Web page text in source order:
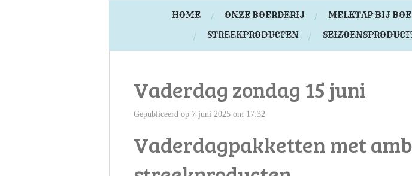
HOME ONZE BOERDERIJ MELKTAP BIJ
STREEKPRODUCTEN
Vaderdag zondag 15 juni
Gepubliceerd op 7 juni 2025 om 17:32
Vaderdagpakketten met